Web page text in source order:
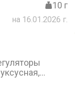
10 г
на 16.01.2026 г.